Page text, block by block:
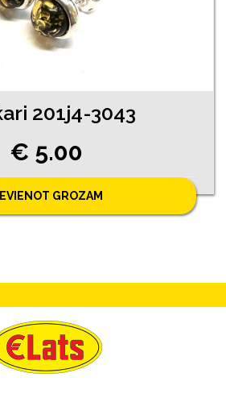
201j4-3043
€ 5.00
GROZAM